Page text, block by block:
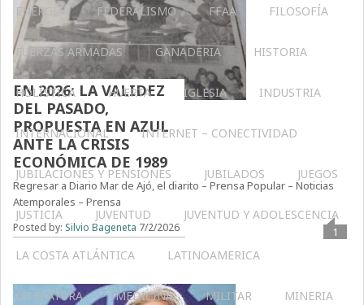
ENERGÍA FEDERALISMO FFAA FILOSOFÍA
FUERZAS ARMADAS GANADERIA HISTORIA
HOLÍSTICA HUERTA IGLESIA INDUSTRIA
INTERNACIONAL INTERNET – CONECTIVIDAD
JUBILACIONES Y PENSIONES JUBILADOS JUEGOS
JUSTICIA JUVENTUD JUVENTUD Y ADOLESCENCIA
LA COSTA ATLÁNTICA LATINOAMERICA
LITERATURA MEDICINA MILITAR MINERIA
EN 2026: LA VALIDEZ
DEL PASADO,
PROPUESTA EN AZUL
ANTE LA CRISIS
ECONÓMICA DE 1989
Regresar a Diario Mar de Ajó, el diarito – Prensa Popular – Noticias
Atemporales – Prensa
Posted by: Silvio Bageneta 7/2/2026 1